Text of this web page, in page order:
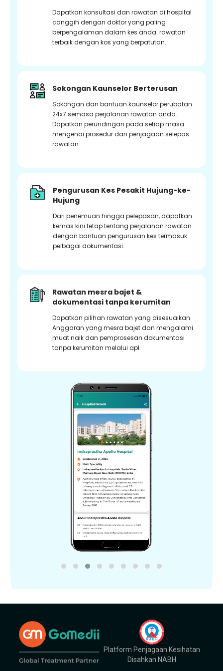
Dapatkan konsultasi dan rawatan di hospital
canggih dengan doktor yang paling
berpengalaman dalam kes anda. rawatan
terbaik dengan kos yang berpatutan.
Sokongan Kaunselor Berterusan
Sokongan dan bantuan kaunselor perubatan
24x7 semasa perjalanan rawatan anda.
Dapatkan perundingan pada setiap masa
mengenai prosedur dan penjagaan selepas
rawatan.
Pengurusan Kes Pesakit Hujung-ke-
Hujung
Dari penemuan hingga pelepasan, dapatkan
kemas kini tetap tentang perjalanan rawatan
dengan bantuan pengurusan kes termasuk
pelbagai dokumentasi.
Rawatan mesra bajet &
dokumentasi tanpa kerumitan
Dapatkan pilihan rawatan yang disesuaikan.
Anggaran yang mesra bajet dan mengalami
muat naik dan pemprosesan dokumentasi
tanpa kerumitan melalui apl.
Platform Penjagaan Kesihatan
Disahkan NABH